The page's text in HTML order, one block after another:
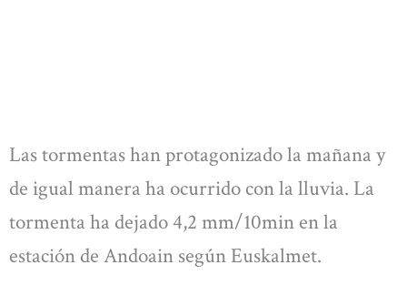
Las tormentas han protagonizado la mañana y
de igual manera ha ocurrido con la lluvia. La
tormenta ha dejado 4,2 mm/10min en la
estación de Andoain según Euskalmet.